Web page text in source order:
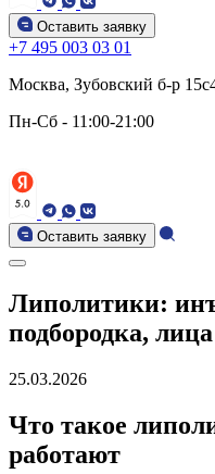
Оставить заявку
+7 495 003 03 01
Москва, Зубовский б-р
Пн-Сб - 11:00-21:00
Оставить заявку
Липолитики:
подбородка,
25.03.2026
Что такое
работают